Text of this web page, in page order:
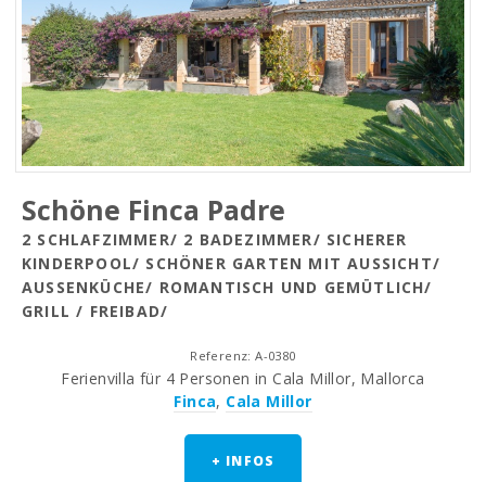
Schöne Finca Padre
2 SCHLAFZIMMER/ 2 BADEZIMMER/ SICHERER
KINDERPOOL/ SCHÖNER GARTEN MIT AUSSICHT/
AUSSENKÜCHE/ ROMANTISCH UND GEMÜTLICH/ G
RILL / FREIBAD/
Referenz: A-0380
Ferienvilla für 4 Personen in Cala Millor, Mallorca
Finca, Cala Millor
+ INFOS